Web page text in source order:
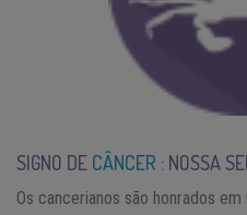
SIGNO DE CÂNCER : NOSSA
Os cancerianos são honrados